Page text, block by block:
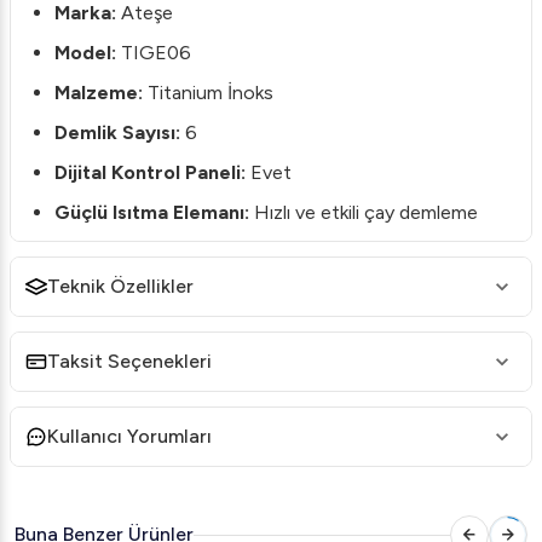
Marka: Ateşe
Model: TIGE06
Malzeme: Titanium İnoks
Demlik Sayısı: 6
Dijital Kontrol Paneli: Evet
Güçlü Isıtma Elemanı: Hızlı ve etkili çay demleme
Enerji Tasarrufu:Akıllı enerji yönetimi
Ürün Açıklaması
Ateşe Titanium İnoks Akıllı Dijital Çay Makinesi,
endüstriyel mutfakların vazgeçilmezi olacak şekilde
tasarlanmıştır. 6 adet demlik kapasitesi ile kalabalık
alanlarda kolayca çay servisi yapabilirsiniz. Dayanıklı
titanium inoks malzeme, uzun ömürlü kullanım sağlarken,
Akıllı dijital kontrol paneli sayesinde her türlü ayarı hızlı ve
Teknik Özellikler
Taksit Seçenekleri
Kullanıcı Yorumları
Buna Benzer Ürünler